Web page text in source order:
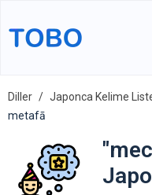
Diller Japonca Kelime
metafā